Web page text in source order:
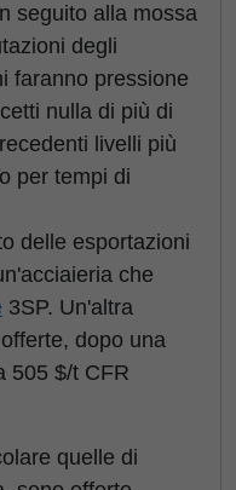
seguito alla mossa
degli
faranno pressione
nulla di più di
livelli più
per tempi di
delle esportazioni
che
3SP. Un'altra
dopo una
505 $/t CFR
quelle di